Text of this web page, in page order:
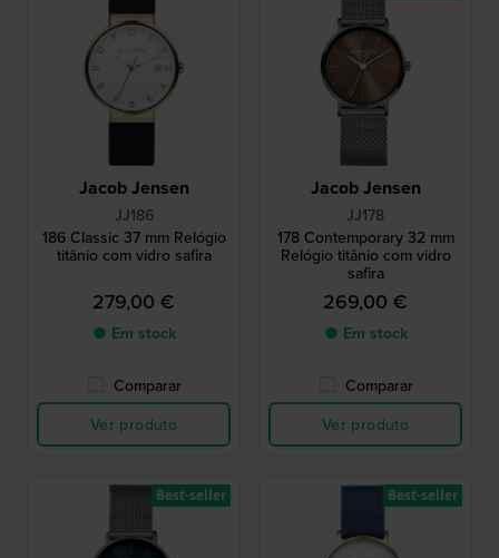
Jacob Jensen
JJ186
186 Classic 37 mm Relógio
titânio com vidro safira
279,00 €
● Em stock
Comparar
Ver produto
Jacob Jensen
JJ178
178 Contemporary 32 mm
Relógio titânio com vidro
safira
269,00 €
● Em stock
Comparar
Ver produto
Best-seller Best-seller